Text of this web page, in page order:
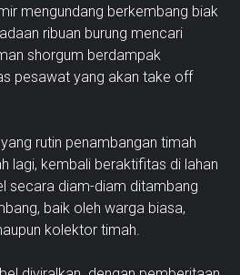
mengundang berkembang biak
ribuan burung mencari
shorgum berdampak
pesawat yang akan take off
rutin penambangan timah
lagi, kembali beraktifitas di lahan
secara diam-diam ditambang
baik oleh warga biasa,
kolektor timah.